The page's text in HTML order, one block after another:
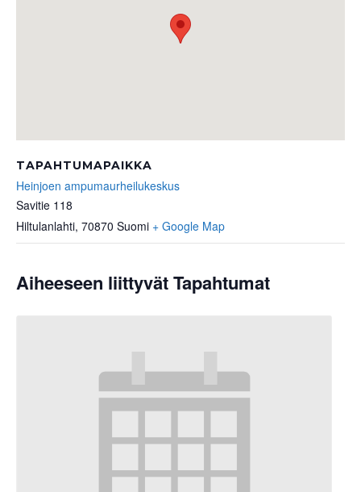
TAPAHTUMAPAIKKA
Heinjoen ampumaurheilukeskus
Savitie 118
Hiltulanlahti, 70870 Suomi + Google Map
Aiheeseen liittyvät Tapahtumat